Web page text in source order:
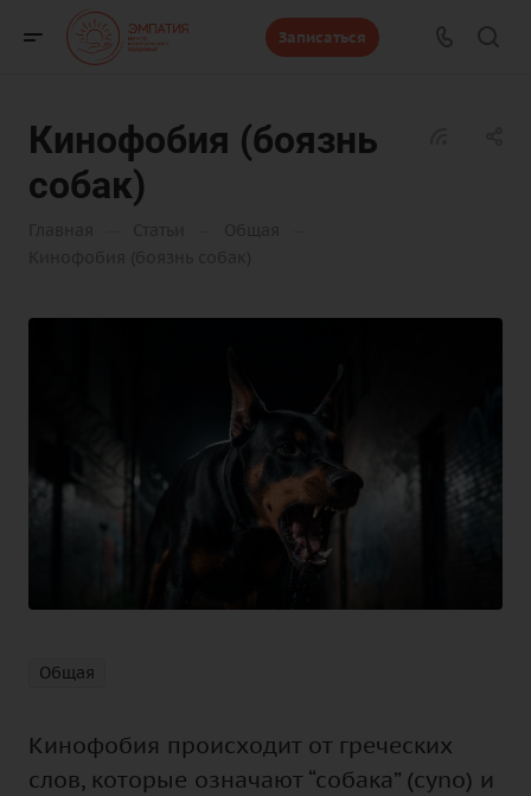
Записаться
Кинофобия (боязнь
собак)
Общая
Кинофобия происходит от греческих
слов, которые означают “собака” (cyno) и